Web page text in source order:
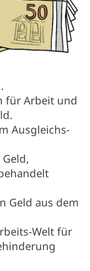
für Arbeit und
Ausgleichs-
Geld aus dem
Welt für